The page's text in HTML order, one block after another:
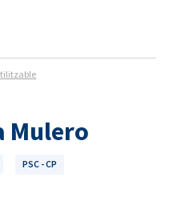
Mulero
PSC - CP